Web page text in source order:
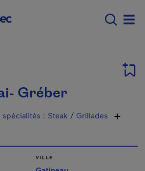
Main navigation -
Gréber
: Steak / Grillades
VILLE